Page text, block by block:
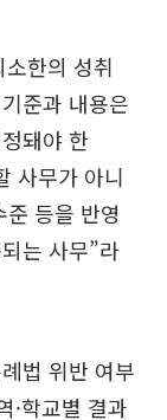
한의 성취
준과 내용은
돼야 한
사무가 아니
등을 반영
는 사무”라
법 위반 여부
·학교별 결과